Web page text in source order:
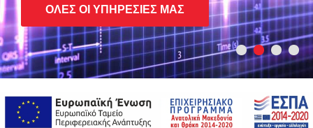
ΌΛΕΣ ΟΙ ΥΠΗΡΕΣΊΕΣ ΜΑΣ